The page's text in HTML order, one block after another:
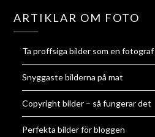
ARTIKLAR OM FOTO
Ta proffsiga bilder som en fotograf
Snyggaste bilderna på mat
Copyright bilder – så fungerar det
Perfekta bilder för bloggen